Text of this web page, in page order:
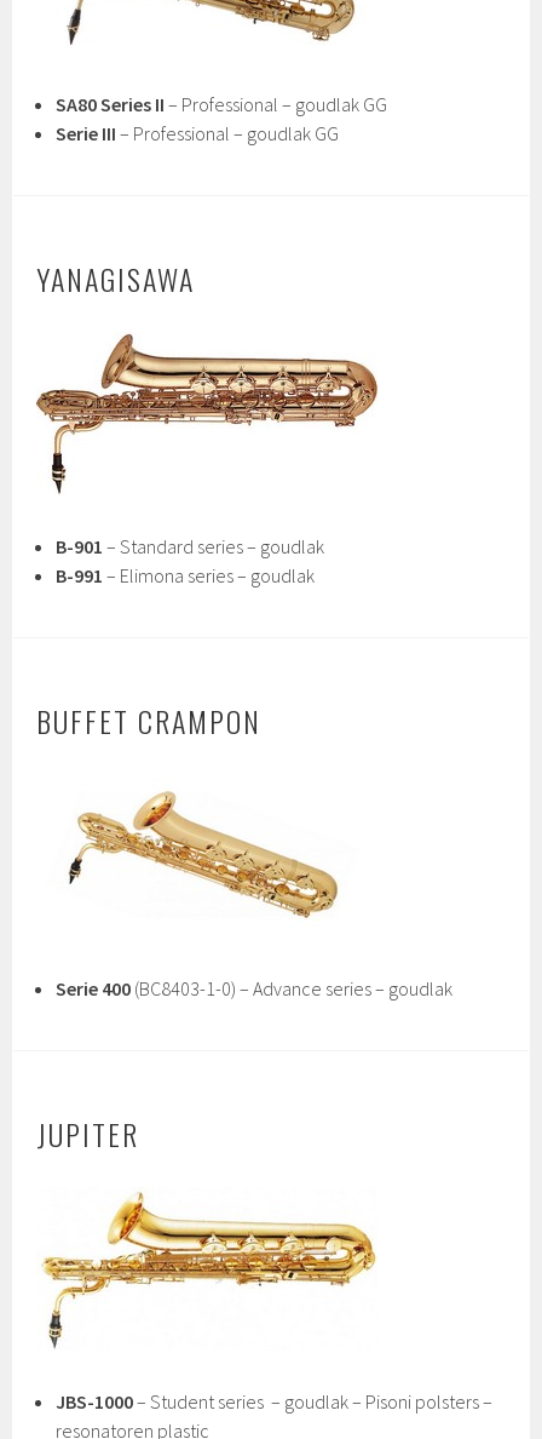
SA80 Series II – Professional – goudlak GG
Serie III – Professional – goudlak GG
YANAGISAWA
B-901 – Standard series – goudlak
B-991 – Elimona series – goudlak
BUFFET CRAMPON
Serie 400 (BC8403-1-0) – Advance series – goudlak
JUPITER
JBS-1000– Student series – goudlak – Pisoni polsters –
resonatoren plastic